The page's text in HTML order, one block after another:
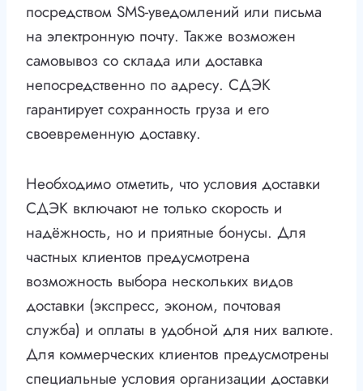
посредством SMS-уведомлений или письма
на электронную почту. Также возможен
самовывоз со склада или доставка
непосредственно по адресу. СДЭК
гарантирует сохранность груза и его
своевременную доставку.
Необходимо отметить, что условия доставки
СДЭК включают не только скорость и
надёжность, но и приятные бонусы. Для
частных клиентов предусмотрена
возможность выбора нескольких видов
доставки (экспресс, эконом, почтовая
служба) и оплаты в удобной для них валюте.
Для коммерческих клиентов предусмотрены
специальные условия организации доставки